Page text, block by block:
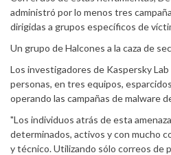
administró por lo menos tres
dirigidas a grupos específicos de
Un grupo de Halcones a la caza de
Los investigadores de Kaspersky
personas, en tres equipos,
operando las campañas de malware
"Los individuos atrás de esta
determinados, activos y con mucho
y técnico. Utilizando sólo correos de